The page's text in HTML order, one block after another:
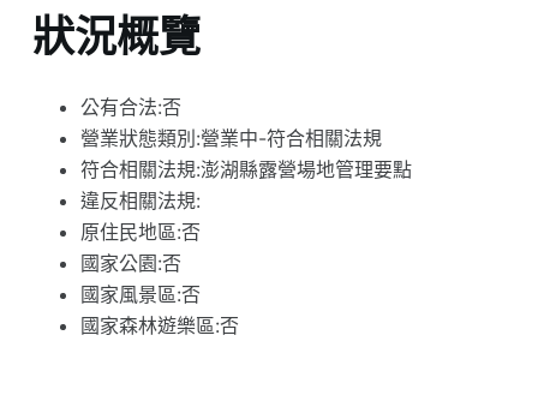
狀況概覽
公有合法:否
營業狀態類別:營業中-符合相關法規
符合相關法規:澎湖縣露營場地管理要點
違反相關法規:
原住民地區:否
國家公園:否
國家風景區:否
國家森林遊樂區:否